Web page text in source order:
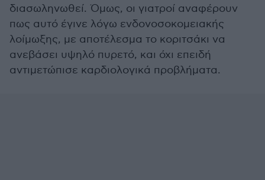
διασωληνωθεί. Όμως, οι γιατροί αναφέρουν
πως αυτό έγινε λόγω ενδονοσοκομειακής
λοίμωξης, με αποτέλεσμα το κοριτσάκι να
ανεβάσει υψηλό πυρετό, και όχι επειδή
αντιμετώπισε καρδιολογικά προβλήματα.